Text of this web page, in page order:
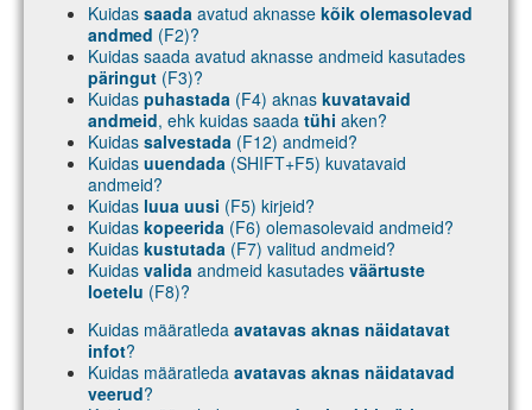
Kuidas saada avatud aknasse kõik olemasolevad
andmed (F2)?
Kuidas saada avatud aknasse andmeid kasutades
päringut (F3)?
Kuidas puhastada (F4) aknas kuvatavaid
andmeid, ehk kuidas saada tühi aken?
Kuidas salvestada (F12) andmeid?
Kuidas uuendada (SHIFT+F5) kuvatavaid
andmeid?
Kuidas luua uusi (F5) kirjeid?
Kuidas kopeerida (F6) olemasolevaid andmeid?
Kuidas kustutada (F7) valitud andmeid?
Kuidas valida andmeid kasutades väärtuste
loetelu (F8)?
Kuidas määratleda avatavas aknas näidatavat
infot?
Kuidas määratleda avatavas aknas näidatavad
veerud?